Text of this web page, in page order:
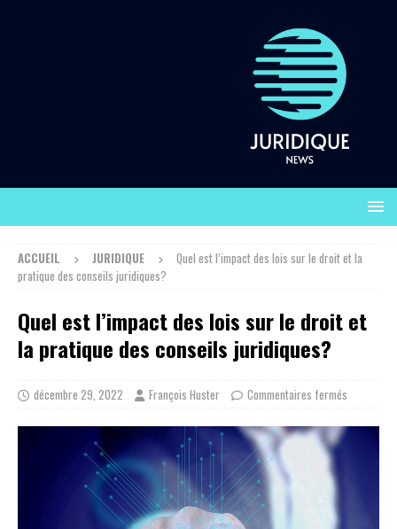
ACCUEIL JURIDIQUE
Quel est l’impact des lois sur le droit et la
pratique des conseils juridiques?
Quel est l’impact des lois sur le droit et
la pratique des conseils juridiques?
décembre 29, 2022 François Huster Commentaires fermés